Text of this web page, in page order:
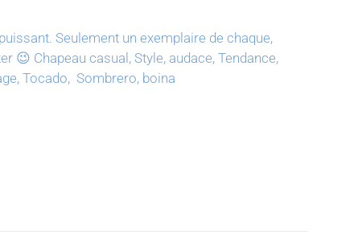
Seulement un exemplaire de chaque,
😉 Chapeau casual, Style, audace, Tendance,
Tocado, Sombrero, boina